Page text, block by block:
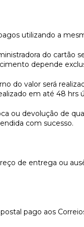
utilizando a
do
depende
do valor será
em até 48 hrs
ou devolução de
com sucesso.
de entrega ou
pago aos